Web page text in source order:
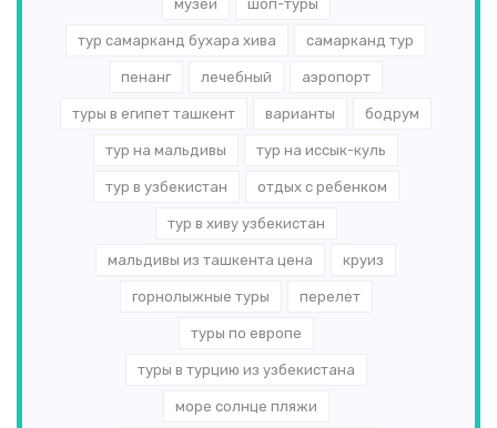
музеи шоп-туры
тур самарканд бухара хива самарканд тур
пенанг лечебный аэропорт
туры в египет ташкент варианты бодрум
тур на мальдивы тур на иссык-куль
тур в узбекистан отдых с ребенком
тур в хиву узбекистан
мальдивы из ташкента цена круиз
горнолыжные туры перелет
туры по европе
туры в турцию из узбекистана
море солнце пляжи